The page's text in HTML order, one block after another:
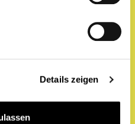
Details zeigen